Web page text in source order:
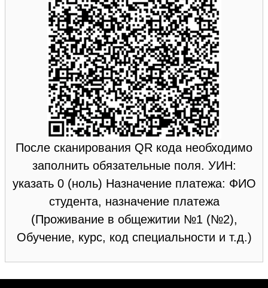
После сканирования QR кода необходимо
заполнить обязательные поля. УИН:
указать 0 (ноль) Назначение платежа: ФИО
студента, назначение платежа
(Проживание в общежитии №1 (№2),
Обучение, курс, код специальности и т.д.)